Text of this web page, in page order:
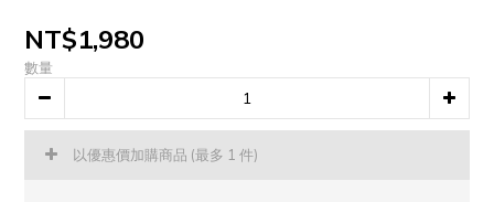
NT$1,980
數量
以優惠價加購商品 (最多 1 件)